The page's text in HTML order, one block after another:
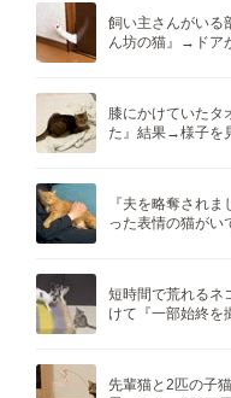
飼い主さんがいる
ん坊の猫』→ドア
膝にかけていたタ
た』結果→様子
『夫を略奪され
った表情の猫が
短時間で荒れる
けて『一部始終
先輩猫と2匹の子